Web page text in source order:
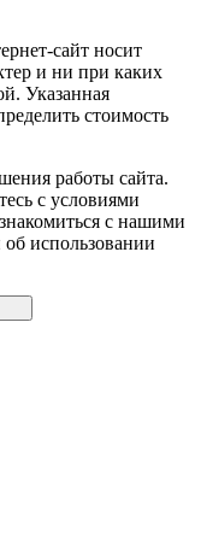
сайт носит
и ни при каких
Указанная
стоимость
работы сайта.
с условиями
с нашими
использовании